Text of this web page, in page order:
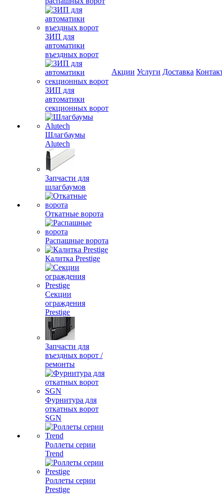
ЗИП для
автоматики
въездных ворот
ЗИП для
автоматики
секционных ворот
Шлагбаумы
Alutech
Запчасти для
шлагбаумов
Откатные ворота
Распашные ворота
Калитка Prestige
Секции
ограждения
Prestige
Запчасти для
въездных ворот /
ремонты
Фурнитура для
откатных ворот
SGN
Роллеты серии
Trend
Роллеты серии
Prestige
Акции Услуги Доставка